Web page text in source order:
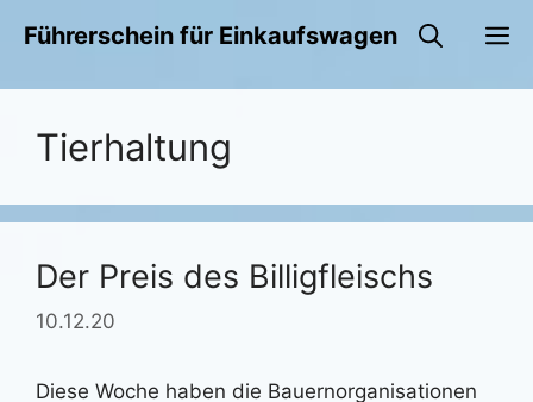
InhaltFührerschein für Einkaufswagen
Tierhaltung
Der Preis des Billigfleischs
10.12.20
Diese Woche haben die Bauernorganisationen